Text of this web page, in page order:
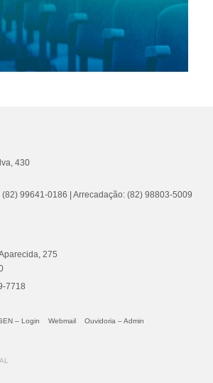
430
99641-0186 | Arrecadação: (82) 98803-5009
275
7718
– Login Webmail Ouvidoria – Admin